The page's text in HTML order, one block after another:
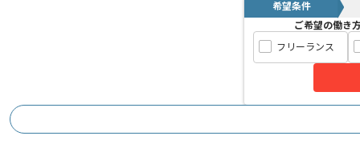
希望条件
ご希望の働き
フリーランス